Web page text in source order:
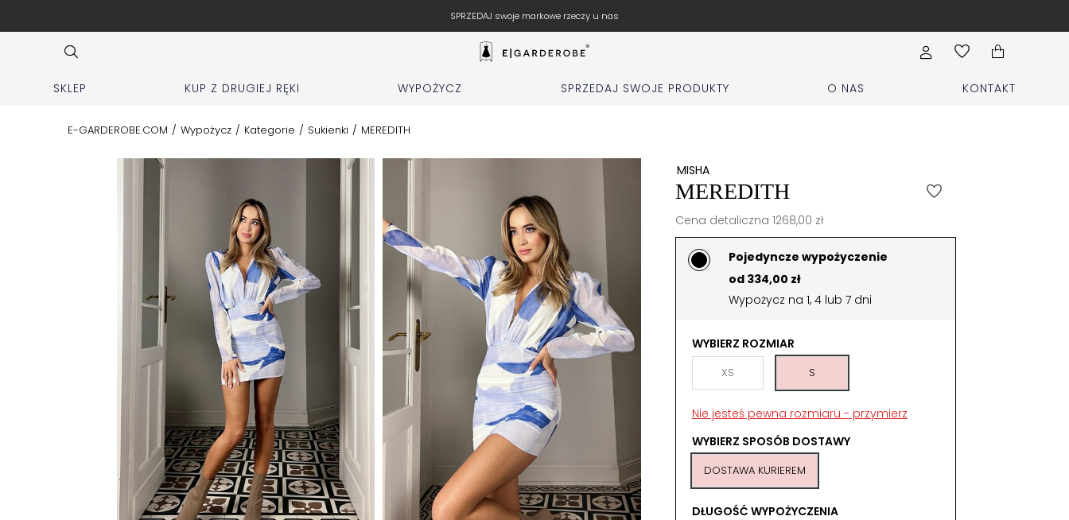
SKLEP KUP Z DRUGIEJ RĘKI WYPOŻYCZ SPRZEDAJ SWOJE PRODUKTY O NAS KONTAKT
E-GARDEROBE.COM / Wypożycz / Kategorie / Sukienki / MEREDITH
MISHA
MEREDITH
Cena detaliczna 1268,00 zł
Pojedyncze wypożyczenie
od 334,00 zł
Wypożycz na 1, 4 lub 7 dni
WYBIERZ ROZMIAR
XS S
Nie jesteś pewna rozmiaru - przymierz
WYBIERZ SPOSÓB DOSTAWY
DOSTAWA KURIEREM
DŁUGOŚĆ WYPOŻYCZENIA